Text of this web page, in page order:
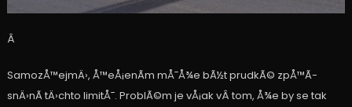
Â
SamozÅ™ejmÄ›, Å™eÅ¡enÃ­m mÅ¯Å¾e bÃ½t prudkÃ© zpÅ™Ã­
snÄ›nÃ­ tÄ›chto limitÅ¯. ProblÃ©m je vÅ¡ak vÂ tom, Å¾e by se tak